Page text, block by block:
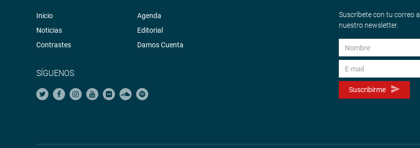
Inicio
Noticias
Contrastes
Agenda
Editorial
Damos Cuenta
SÍGUENOS
Suscríbete con tu correo a
nuestro newsletter.
Suscribirme